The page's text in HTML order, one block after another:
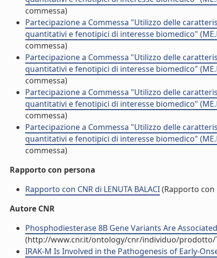
commessa)
Partecipazione a Commessa "Utilizzo delle
quantitativi e fenotipici di interesse biomedico"
commessa)
Partecipazione a Commessa "Utilizzo delle
quantitativi e fenotipici di interesse biomedico"
commessa)
Partecipazione a Commessa "Utilizzo delle
quantitativi e fenotipici di interesse biomedico"
commessa)
Partecipazione a Commessa "Utilizzo delle
quantitativi e fenotipici di interesse biomedico"
commessa)
Rapporto con persona
Rapporto con CNR di LENUTA BALACI(Rapporto con
Autore CNR
Phosphodiesterase 8B Gene Variants Are
(http://www.cnr.it/ontology/cnr/individuo/prodotto/
IRAK-M Is Involved in the Pathogenesis of Early-